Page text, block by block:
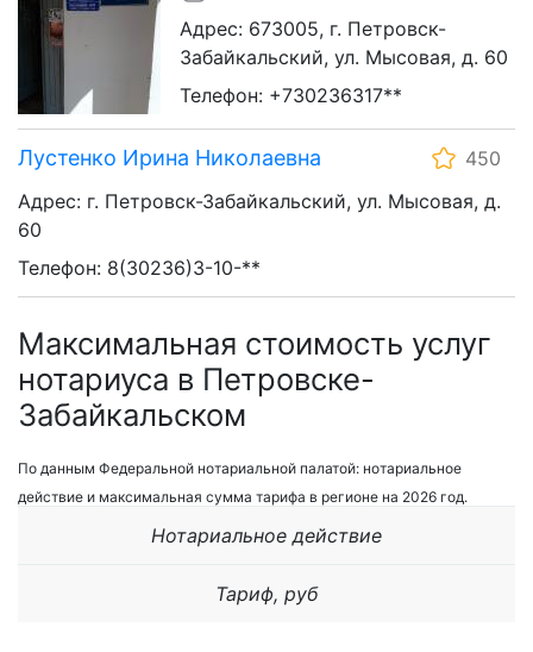
Адрес: 673005, г. Петровск-
Забайкальский, ул. Мысовая, д. 60
Телефон: +730236317**
Лустенко Ирина Николаевна
450
Адрес: г. Петровск-Забайкальский, ул. Мысовая, д.
60
Телефон: 8(30236)3-10-**
Максимальная стоимость услуг
нотариуса в Петровске-
Забайкальском
По данным Федеральной нотариальной палатой: нотариальное
действие и максимальная сумма тарифа в регионе на 2026 год.
Нотариальное действие
Тариф, руб